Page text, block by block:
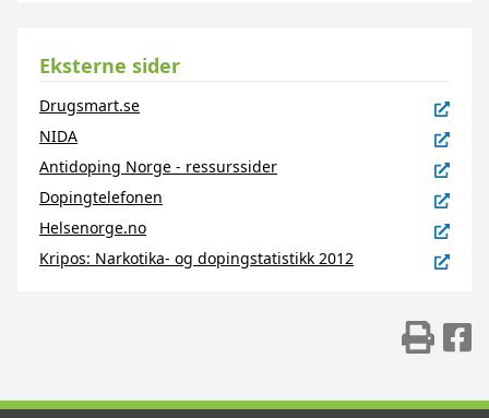
Eksterne sider
Drugsmart.se
NIDA
Antidoping Norge - ressurssider
Dopingtelefonen
Helsenorge.no
Kripos: Narkotika- og dopingstatistikk 2012